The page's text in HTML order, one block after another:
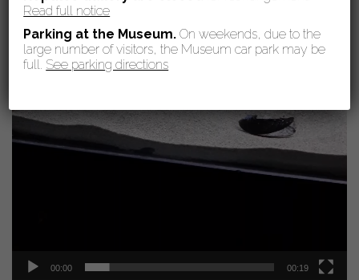
00:00 00:19
Read full notice
Parking at the Museum. On weekends, due to the
large number of visitors, the Museum car park may be
full. See parking directions